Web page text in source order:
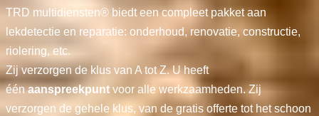
TRD multidiensten® biedt een compleet pakket aan
lekdetectie en reparatie: onderhoud, renovatie, constructie,
riolering, etc.
Zij verzorgen de klus van A tot Z. U heeft
éénaanspreekpuntvoor alle werkzaamheden. Zij
verzorgen de gehele klus, van de gratis offerte tot het schoon